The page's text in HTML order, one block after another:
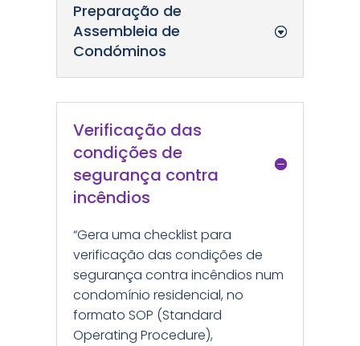
Preparação de
Assembleia de
Condóminos
Verificação das
condições de
segurança contra
incêndios
“Gera uma checklist para
verificação das condições de
segurança contra incêndios num
condomínio residencial, no
formato SOP (Standard
Operating Procedure),